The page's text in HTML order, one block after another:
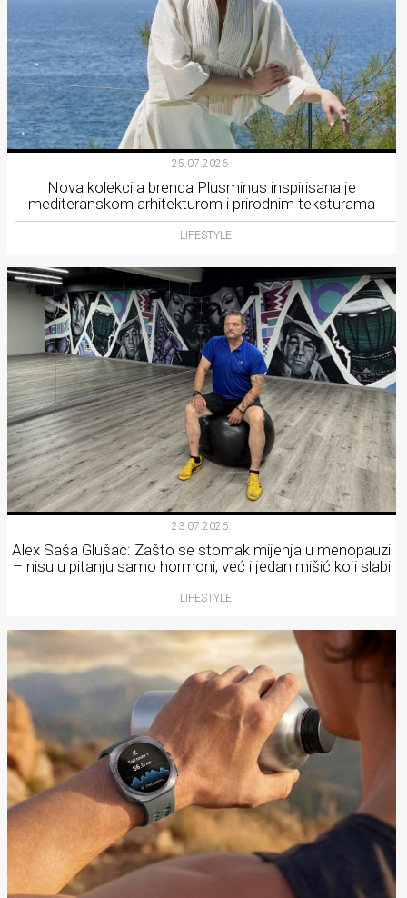
25.07.2026.
Nova kolekcija brenda Plusminus inspirisana je
mediteranskom arhitekturom i prirodnim teksturama
LIFESTYLE
23.07.2026.
Alex Saša Glušac: Zašto se stomak mijenja u menopauzi
– nisu u pitanju samo hormoni, već i jedan mišić koji slabi
LIFESTYLE